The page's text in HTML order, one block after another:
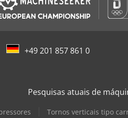
+49 201 857 861 0
Pesquisas atuais de
Tornos verticais tipo